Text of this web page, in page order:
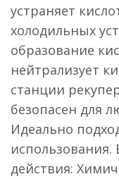
устраняет
холодильных
образование
нейтрализует
станции
безопасен для
Идеально
действия: